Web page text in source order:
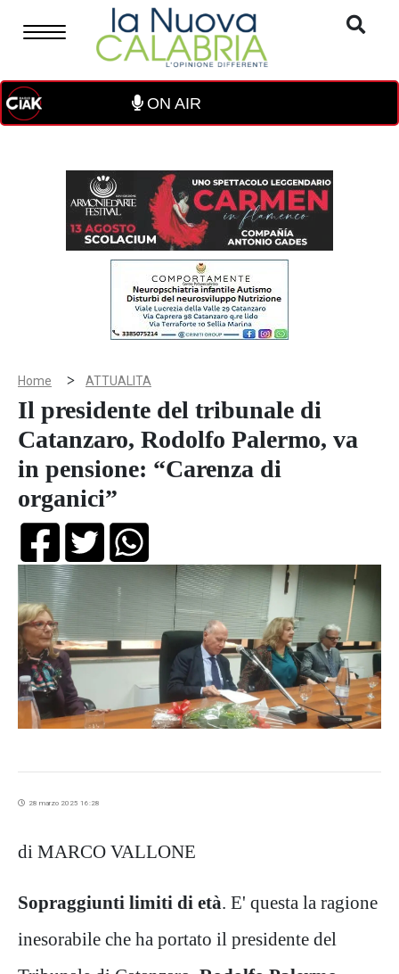
ON AIR
Home > ATTUALITA
Il presidente del tribunale di
Catanzaro, Rodolfo Palermo, va
in pensione: “Carenza di
organici”
28 marzo 2025 16:28
di MARCO VALLONE
Sopraggiunti limiti di età. E' questa la ragione
inesorabile che ha portato il presidente del